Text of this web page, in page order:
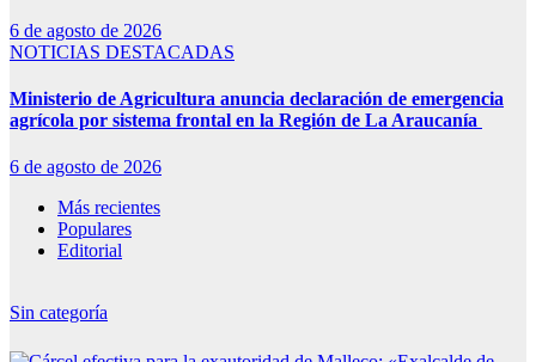
6 de agosto de 2026
NOTICIAS DESTACADAS
Ministerio de Agricultura anuncia declaración de emergencia
agrícola por sistema frontal en la Región de La Araucanía
6 de agosto de 2026
Más recientes
Populares
Editorial
Sin categoría